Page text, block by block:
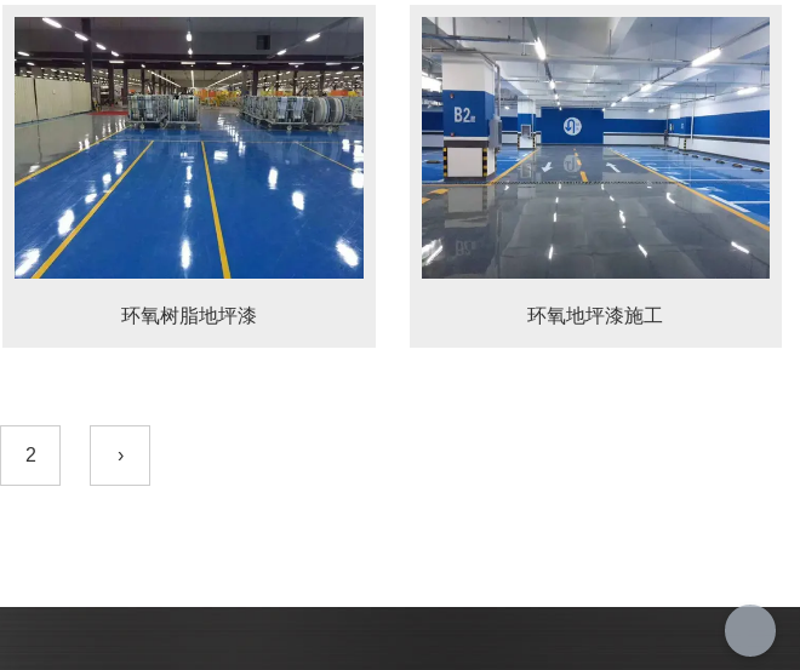
环氧树脂地坪漆 环氧地坪漆施工
2 ›